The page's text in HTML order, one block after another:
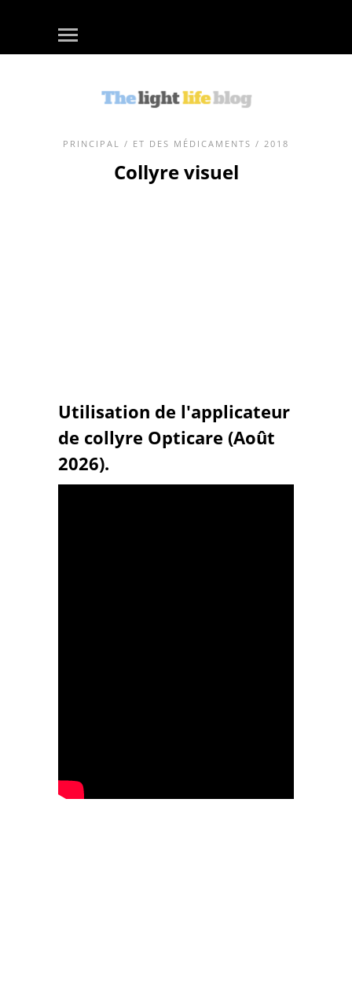
PRINCIPAL / ET DES MÉDICAMENTS / 2018
Collyre visuel
Utilisation de l'applicateur
de collyre Opticare (Août
2026).